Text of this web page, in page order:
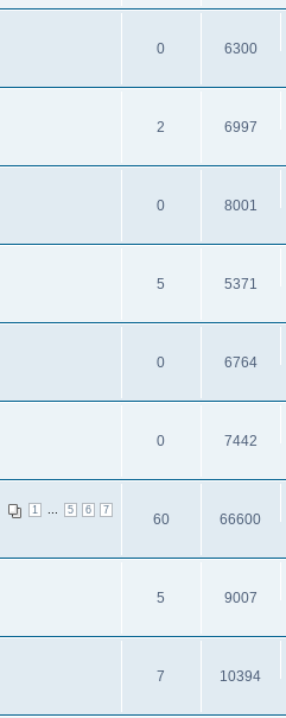
0 6300
2 6997
0 8001
5 5371
0 6764
0 7442
1 5 6 7
60 66600
5 9007
7 10394